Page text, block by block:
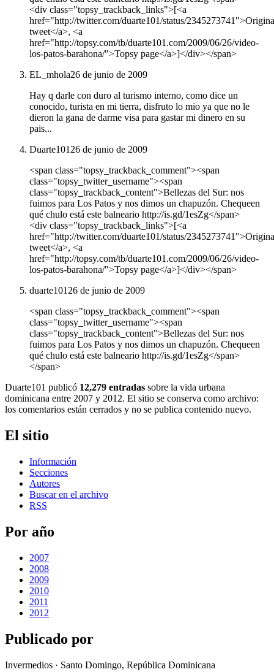
<div class="topsy_trackback_links">[<a
href="http://twitter.com/duarte101/status/
tweet</a>, <a
href="http://topsy.com/tb/duarte101.com/2009/06/26/video-
los-patos-barahona/">Topsy page</a>]</div></span>
EL_mhola26 de junio de 2009
Hay q darle con duro al turismo interno, como dice un
conocido, turista en mi tierra, disfruto lo mio ya que no le
dieron la gana de darme visa para gastar mi dinero en su
pais...
Duarte101 26 de junio de 2009
<span class="topsy_trackback_comment"><span
class="topsy_twitter_username"><span
class="topsy_trackback_content">Bellezas del Sur: nos
fuimos para Los Patos y nos dimos un chapuzón. Chequeen
qué chulo está este balneario http://is.gd/1esZg</span>
<div class="topsy_trackback_links">[<a
href="http://twitter.com/duarte101/status/
tweet</a>, <a
href="http://topsy.com/tb/duarte101.com/2009/06/26/video-
los-patos-barahona/">Topsy page</a>]</div></span>
duarte101 26 de junio de 2009
<span class="topsy_trackback_comment"><span
class="topsy_twitter_username"><span
class="topsy_trackback_content">Bellezas del Sur: nos
fuimos para Los Patos y nos dimos un chapuzón. Chequeen
qué chulo está este balneario http://is.gd/1esZg</span>
</span>
Duarte101 publicó 12,279 entradas sobre la vida urbana
dominicana entre 2007 y 2012. El sitio se conserva como archivo:
los comentarios están cerrados y no se publica contenido nuevo.
El sitio
Información
Secciones
Autores
Buscar en el archivo
RSS
Por año
2007
2008
2009
2010
2011
2012
Publicado por
Invermedios · Santo Domingo, República Dominicana